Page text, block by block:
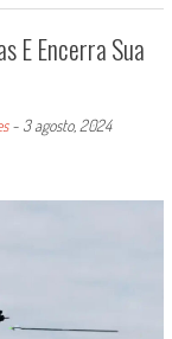
E Encerra Sua
- 3 agosto, 2024